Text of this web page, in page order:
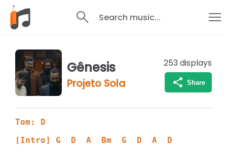
Search music...
Gênesis
Projeto Sola
253 displays
Share
Tom: D
[Intro] G  D  A  Bm  G  D  A  D